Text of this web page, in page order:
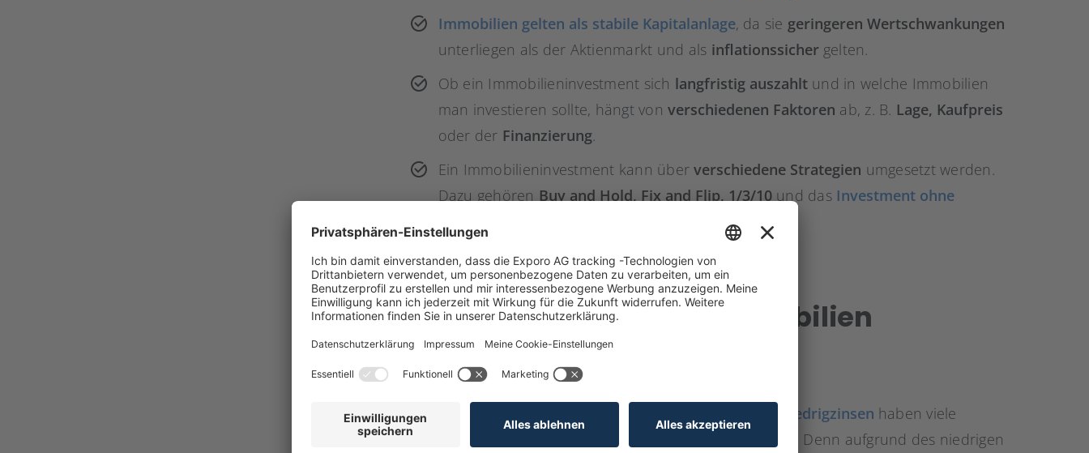
Immobilien gelten als stabile Kapitalanlage, da sie geringeren Wertschwankungen
unterliegen als der Aktienmarkt und als inflationssichergelten.
Ob ein Immobilieninvestment sich langfristig auszahltund in welche Immobilien
man investieren sollte, hängt vonverschiedenen Faktoren ab, z. B. Lage, Kaufpreis
oder der Finanzierung.
Ein Immobilieninvestment kann überverschiedene Strategien umgesetzt werden.
Dazu gehören Buy and Hold, Fix and Flip, 1/3/10und das Investment ohne
Warum sollte man in Immobilien
Investieren?
Durch die schon seit einigen Jahren vorherrschenden Niedrigzinsen haben viele
Anlagemöglichkeiten zunehmend an Beliebtheit verloren. Denn aufgrund des niedrigen